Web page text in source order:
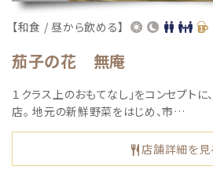
【和食 / 昼から飲める】
茄子の花 無庵
１クラス上のおもてなし」をコンセプト
店。 地元の新鮮野菜をはじめ、市…
店舗詳細を見